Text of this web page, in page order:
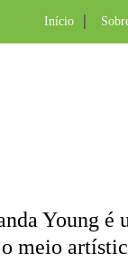
Início
Young é
meio